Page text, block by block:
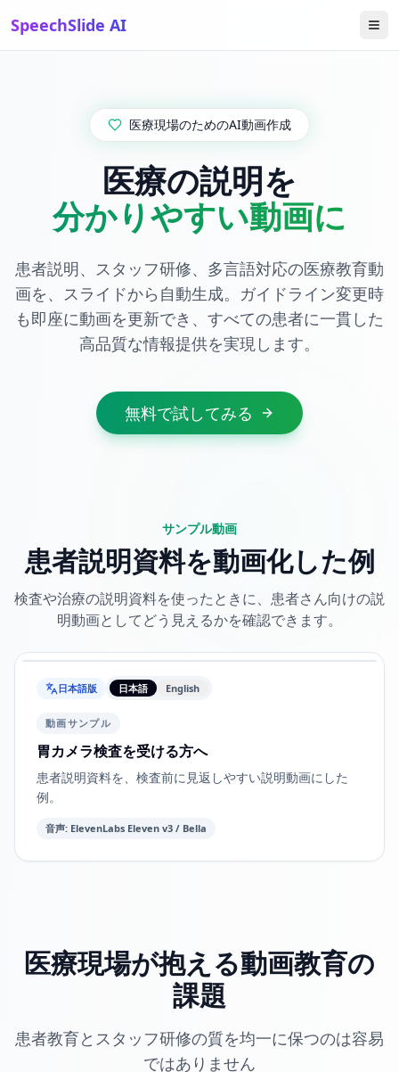
SpeechSlide AI
医療現場のためのAI動画作成
医療の説明を
分かりやすい動画に
患者説明、スタッフ研修、多言語対応の医療教育動
画を、スライドから自動生成。ガイドライン変更時
も即座に動画を更新でき、すべての患者に一貫した
高品質な情報提供を実現します。
無料で試してみる
サンプル動画
患者説明資料を動画化した例
検査や治療の説明資料を使ったときに、患者さん向けの説
明動画としてどう見えるかを確認できます。
日本語版
動画の言語 日本語 English
動画サンプル
胃カメラ検査を受ける方へ
患者説明資料を、検査前に見返しやすい説明動画にした
例。
音声: ElevenLabs Eleven v3 / Bella
医療現場が抱える動画教育の
課題
患者教育とスタッフ研修の質を均一に保つのは容易
ではありません